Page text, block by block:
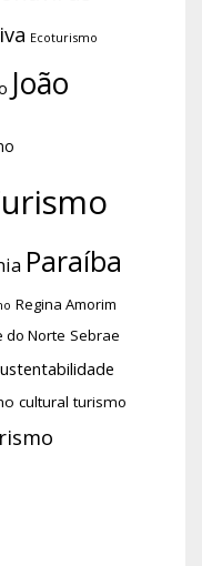
Ecoturismo
João
Paraíba
Regina Amorim
do Norte Sebrae
cultural turismo